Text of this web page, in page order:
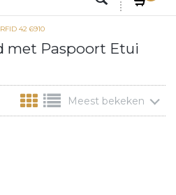
42 6910
met Paspoort Etui
Meest bekeken